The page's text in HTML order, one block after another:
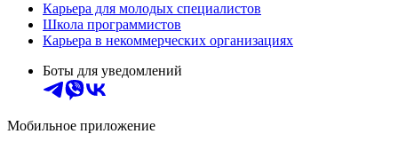
Карьера для молодых специалистов
Школа программистов
Карьера в некоммерческих организациях
Боты для уведомлений
Мобильное приложение